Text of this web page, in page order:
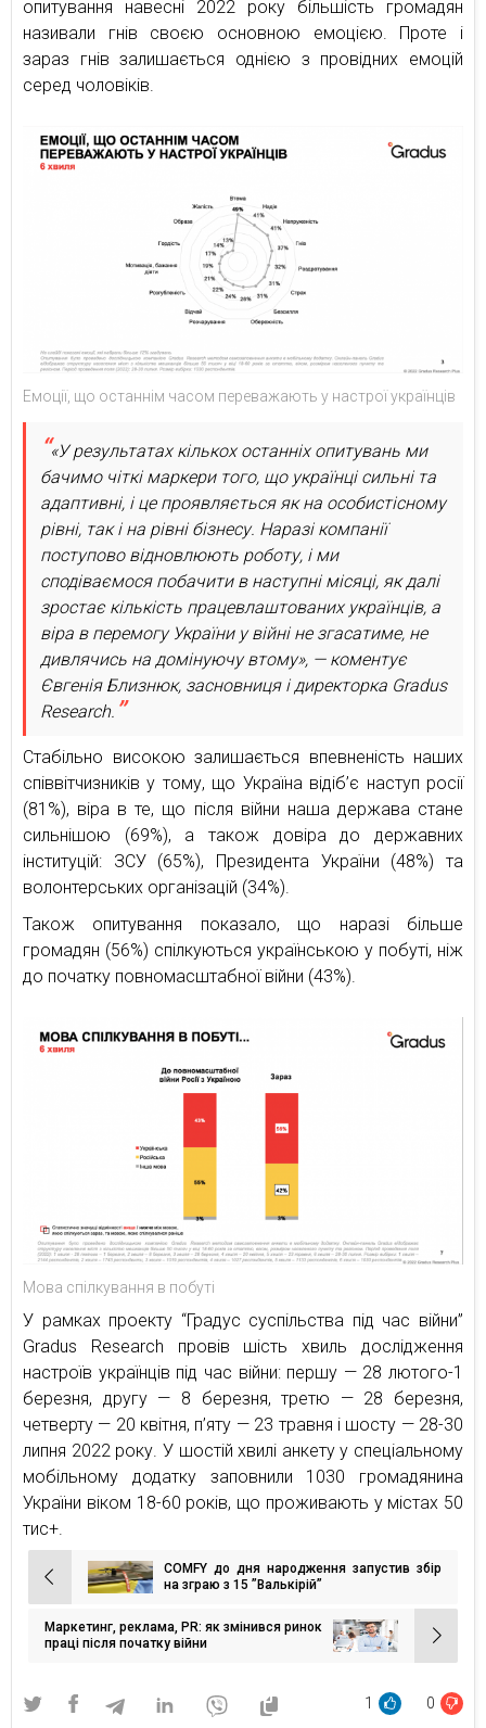
опитування навесні 2022 року більшість громадян
називали гнів своєю основною емоцією. Проте і
зараз гнів залишається однією з провідних емоцій
серед чоловіків.
Емоції, що останнім часом переважають у настрої українців
«У результатах кількох останніх опитувань ми
бачимо чіткі маркери того, що українці сильні та
адаптивні, і це проявляється як на особистісному
рівні, так і на рівні бізнесу. Наразі компанії
поступово відновлюють роботу, і ми
сподіваємося побачити в наступні місяці, як далі
зростає кількість працевлаштованих українців, а
віра в перемогу України у війні не згасатиме, не
дивлячись на домінуючу втому», — коментує
Євгенія Близнюк, засновниця і директорка Gradus
Research.
Стабільно високою залишається впевненість наших
співвітчизників у тому, що Україна відіб’є наступ росії
(81%), віра в те, що після війни наша держава стане
сильнішою (69%), а також довіра до державних
інституцій: ЗСУ (65%), Президента України (48%) та
волонтерських організацій (34%).
Також опитування показало, що наразі більше
громадян (56%) спілкуються українською у побуті, ніж
до початку повномасштабної війни (43%).
Мова спілкування в побуті
У рамках проекту “Градус суспільства під час війни”
Gradus Research провів шість хвиль дослідження
настроїв українців під час війни: першу — 28 лютого-1
березня, другу — 8 березня, третю — 28 березня,
четверту — 20 квітня, п’яту — 23 травня і шосту — 28-30
липня 2022 року. У шостій хвилі анкету у спеціальному
мобільному додатку заповнили 1030 громадянина
України віком 18-60 років, що проживають у містах 50
тис+.
Навігація
записів
COMFY до дня народження запустив збір
на зграю з 15 ”Валькірій”
Маркетинг, реклама, PR: як змінився ринок
праці після початку війни
1 0